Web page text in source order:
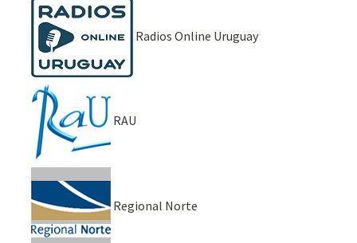
Radios Online Uruguay
RAU
Regional Norte